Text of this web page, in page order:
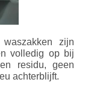
zijn
volledig op bij
residu, geen
achterblijft.